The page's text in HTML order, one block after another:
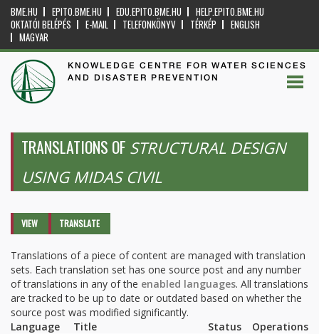
BME.HU EPITO.BME.HU EDU.EPITO.BME.HU
HELP.EPITO.BME.HU
OKTATÓI BELÉPÉS
E-MAIL TELEFONKÖNYV TÉRKÉP
ENGLISH
MAGYAR
KNOWLEDGE CENTRE FOR WATER SCIENCES
AND DISASTER PREVENTION
TRANSLATIONS OF STRUCTURAL DESIGN
USING MIDAS CIVIL
Primary tabs
VIEW TRANSLATE
Translations of a piece of content are managed with translation
sets. Each translation set has one source post and any number
of translations in any of the enabled languages. All translations
are tracked to be up to date or outdated based on whether the
source post was modified significantly.
Language
Title Status
Operations